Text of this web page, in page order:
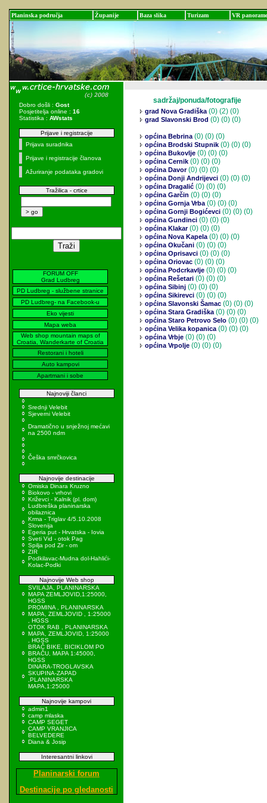
Planinska područja Županije Baza slika Turizam VR panorame
Dobro došli : Gost
Posjetitelja online : 16
Statistika : AWstats
Prijave i registracije
Prijava suradnika
Prijave i registracije članova
Ažuriranje podataka gradovi
Tražilica - crtice
FORUM OFF
Grad Ludbreg
PD Ludbreg - službene stranice
PD Ludbreg- na Facebook-u
Eko vijesti
Mapa weba
Web shop mountain maps of
Croatia, Wanderkarte of Croatia
Restorani i hoteli
Auto kampovi
Apartmani i sobe
Najnoviji članci
Srednji Velebit
Sjeverni Velebit
Dramatično u snježnoj mećavi
na 2500 ndm
Češka smrčkovica
Najnovije destinacije
Omiska Dinara Kruzno
Biokovo - vrhovi
Križevci - Kalnik (pl. dom)
Ludbreška planinarska
obilaznica
Krma - Triglav 4/5.10.2008
Slovenija
Egeria put - Hrvatska - Iovia
Sveti Vid - otok Pag
Spilja pod Zir - om
ZIR
Podkilavac-Mudna dol-Hahlići-
Kolac-Podki
Najnovije Web shop
SVILAJA, PLANINARSKA
MAPA ZEMLJOVID,1:25000,
HGSS
PROMINA , PLANINARSKA
MAPA, ZEMLJOVID , 1:25000
, HGSS
OTOK RAB , PLANINARSKA
MAPA, ZEMLJOVID, 1:25000
, HGSS
BRAČ BIKE, BICIKLOM PO
BRAČU, MAPA 1:45000,
HGSS
DINARA-TROGLAVSKA
SKUPINA-ZAPAD
,PLANINARSKA
MAPA,1:25000
Najnovije kampovi
admin1
camp mlaska
CAMP SEGET
CAMP VRANJICA
BELVEDERE
Diana & Josip
Interesantni linkovi
Planinarski forum
Destinacije po gledanosti
sadržaj/ponuda/fotografije
grad Nova Gradiška(0) (2) (0)
grad Slavonski Brod (0) (0) (0)
općina Bebrina(0) (0) (0)
općina Brodski Stupnik (0) (0) (0)
općina Bukovlje (0) (0) (0)
općina Cernik (0) (0) (0)
općina Davor(0) (0) (0)
općina Donji Andrijevci (0) (0) (0)
općina Dragalić (0) (0) (0)
općina Garčin (0) (0) (0)
općina Gornja Vrba(0) (0) (0)
općina Gornji Bogićevci (0) (0) (0)
općina Gundinci (0) (0) (0)
općina Klakar(0) (0) (0)
općina Nova Kapela(0) (0) (0)
općina Okučani (0) (0) (0)
općina Oprisavci (0) (0) (0)
općina Oriovac (0) (0) (0)
općina Podcrkavlje (0) (0) (0)
općina Rešetari (0) (0) (0)
općina Sibinj (0) (0) (0)
općina Sikirevci (0) (0) (0)
općina Slavonski Šamac (0) (0) (0)
općina Stara Gradiška(0) (0) (0)
općina Staro Petrovo Selo (0) (0) (0)
općina Velika kopanica(0) (0) (0)
općina Vrbje (0) (0) (0)
općina Vrpolje (0) (0) (0)